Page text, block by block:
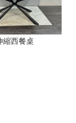
縮西餐桌